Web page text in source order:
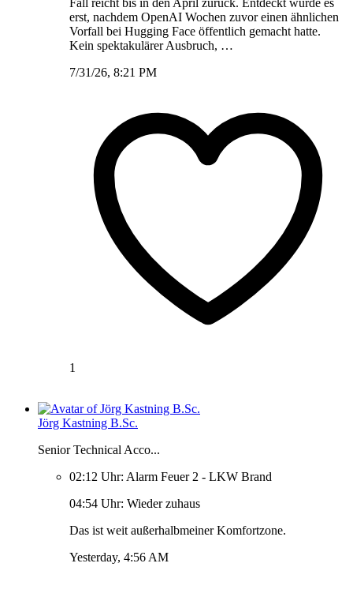
erst, nachdem OpenAI Wochen zuvor einen ähnlichen
Vorfall bei Hugging Face öffentlich gemacht hatte.
Kein spektakulärer Ausbruch, …
7/31/26, 8:21 PM
1
Jörg Kastning B.Sc.
Senior Technical Acco...
02:12 Uhr: Alarm Feuer 2 - LKW Brand
04:54 Uhr: Wieder zuhaus
Das ist weit außerhalbmeiner Komfortzone.
Yesterday, 4:56 AM